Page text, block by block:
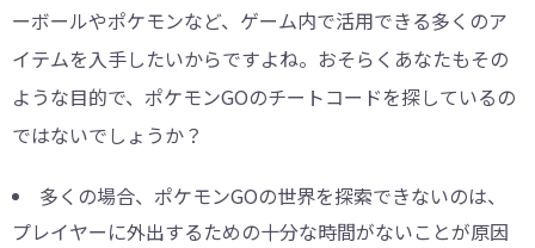
ーボールやポケモンなど、ゲーム内で活用できる多くのア
イテムを入手したいからですよね。おそらくあなたもその
ような目的で、ポケモンGOのチートコードを探しているの
ではないでしょうか？
多くの場合、ポケモンGOの世界を探索できないのは、
プレイヤーに外出するための十分な時間がないことが原因